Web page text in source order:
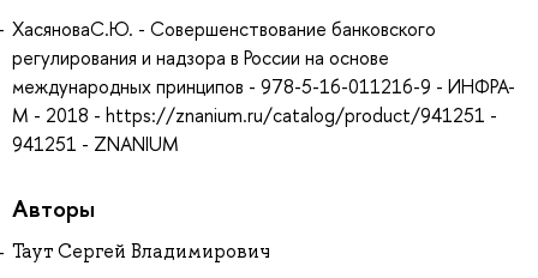
ХасяноваС.Ю. - Совершенствование банковского
регулирования и надзора в России на основе
международных принципов - 978-5-16-011216-9 - ИНФРА-
М - 2018 - https://znanium.ru/catalog/product/941251 -
941251 - ZNANIUM
Авторы
Таут Сергей Владимирович